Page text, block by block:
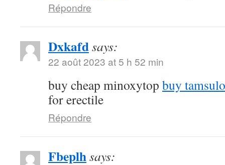
Répondre
Dxkafdsays:
22 août 2023 at 5 h 52 min
buy cheap minoxytop buy
for erectile
Répondre
Fbeplhsays: